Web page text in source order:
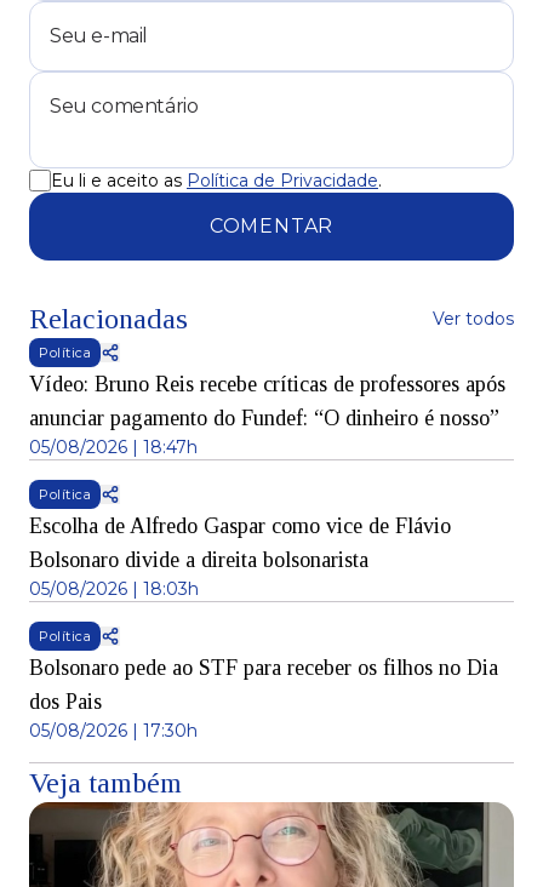
Eu li e aceito as Política de Privacidade.
COMENTAR
Relacionadas Ver todos
Política
Vídeo: Bruno Reis recebe críticas de professores após
anunciar pagamento do Fundef: “O dinheiro é nosso”
05/08/2026 | 18:47h
Política
Escolha de Alfredo Gaspar como vice de Flávio
Bolsonaro divide a direita bolsonarista
05/08/2026 | 18:03h
Política
Bolsonaro pede ao STF para receber os filhos no Dia
dos Pais
05/08/2026 | 17:30h
Veja também